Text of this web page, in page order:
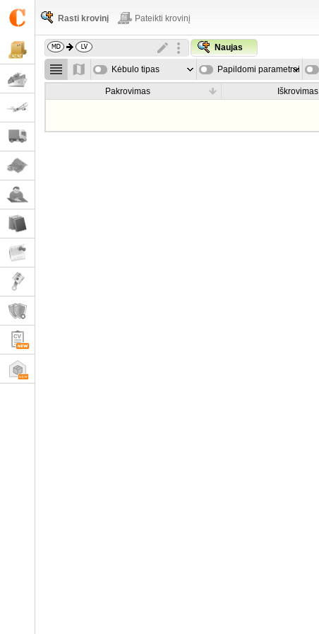
Rasti krovinį Pateikti krovinį
Naujas
Kėbulo tipas Papildomi parametrai
Pakrovimas Iškrovimas